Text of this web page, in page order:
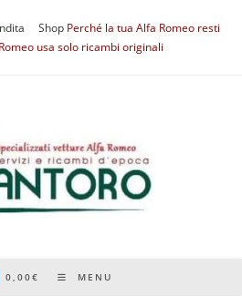
Shop Perché la tua Alfa Romeo resti
usa solo ricambi originali
0,00€ MENU